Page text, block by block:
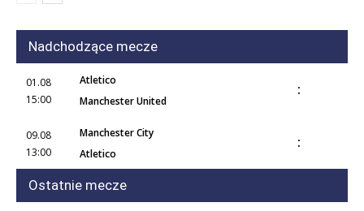
Nadchodzące mecze
01.08
15:00
Atletico
Manchester United
:
09.08
13:00
Manchester City
Atletico
:
Ostatnie mecze